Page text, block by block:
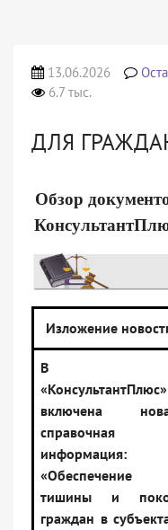
13.06.2026
6.7 тыс.
ДЛЯ
Обзор
Изложение
В
«КонсультантПлюс»
включена
справочная
информация:
«Обеспечение
тишины и
граждан в